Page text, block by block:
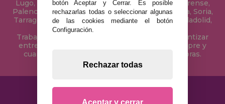
Lugo, Madrid, Málaga, Melilla, Murcia, Navarra, Orense,
Palencia, Pontevedra, Salamanca, Segovia, Sevilla, Soria,
Tarragona, Tenerife, Teruel, Toledo, Valencia, Valladolid,
Vizcaya, Zamora y Zaragoza.
Trabajamos con Stocks permanentes para garantizar
entregas rápidas en territorio peninsular, siempre y
cuando el pedido se realice antes de las 18 horas.
botón Aceptar y Cerrar. Es posible
rechazarlas todas o seleccionar algunas
de las cookies mediante el botón
Configuración.
Rechazar todas
Aceptar y cerrar